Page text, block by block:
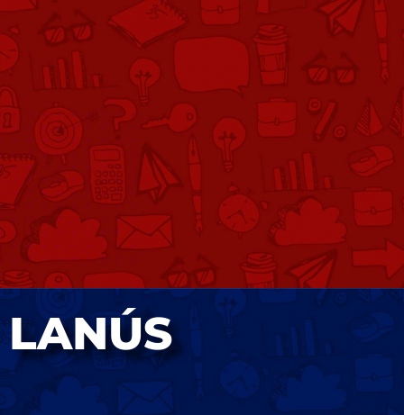
LANÚS